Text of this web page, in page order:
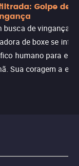
Golpe de
busca de vingança,
de boxe se
humano para
Sua coragem a